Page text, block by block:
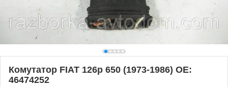
Комутатор FIAT 126p 650 (1973-1986) ОЕ:
46474252